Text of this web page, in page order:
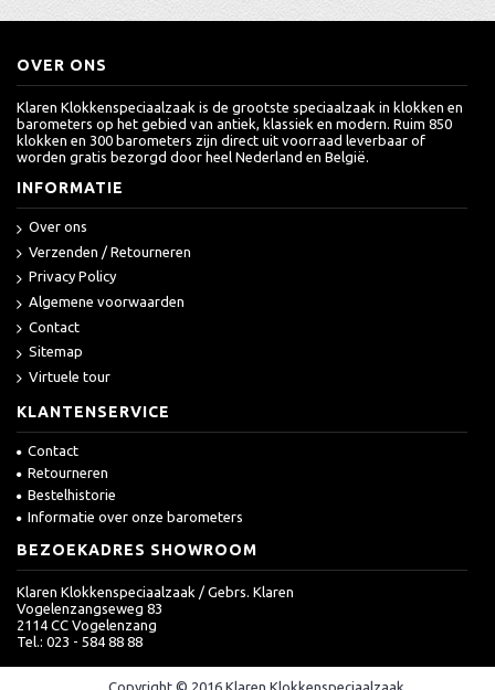
OVER ONS
Klaren Klokkenspeciaalzaak is de grootste speciaalzaak in klokken en
barometers op het gebied van antiek, klassiek en modern. Ruim 850
klokken en 300 barometers zijn direct uit voorraad leverbaar of
worden gratis bezorgd door heel Nederland en België.
INFORMATIE
Over ons
Verzenden / Retourneren
Privacy Policy
Algemene voorwaarden
Contact
Sitemap
Virtuele tour
KLANTENSERVICE
Contact
Retourneren
Bestelhistorie
Informatie over onze barometers
BEZOEKADRES SHOWROOM
Klaren Klokkenspeciaalzaak / Gebrs. Klaren
Vogelenzangseweg 83
2114 CC Vogelenzang
Tel.: 023 - 584 88 88
Copyright © 2016 Klaren Klokkenspeciaalzaak